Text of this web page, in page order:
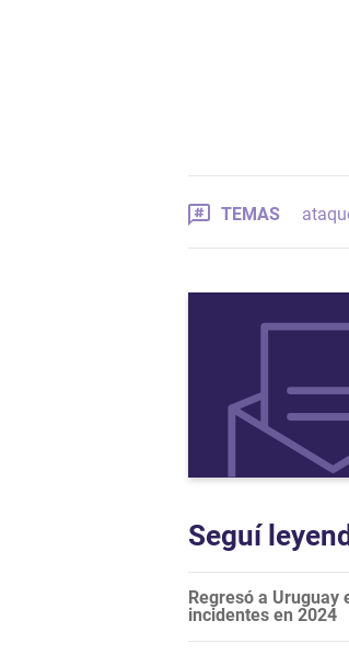
TEMAS
Seguí
Regresó a
incidentes en 2024